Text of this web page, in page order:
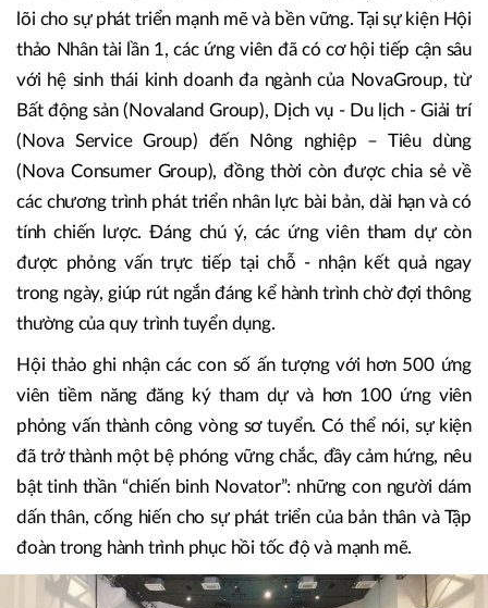
lõi cho sự phát triển mạnh mẽ và bền vững. Tại sự kiện Hội
thảo Nhân tài lần 1, các ứng viên đã có cơ hội tiếp cận sâu
với hệ sinh thái kinh doanh đa ngành của NovaGroup, từ
Bất động sản (Novaland Group), Dịch vụ - Du lịch - Giải trí
(Nova Service Group) đến Nông nghiệp – Tiêu dùng
(Nova Consumer Group), đồng thời còn được chia sẻ về
các chương trình phát triển nhân lực bài bản, dài hạn và có
tính chiến lược. Đáng chú ý, các ứng viên tham dự còn
được phỏng vấn trực tiếp tại chỗ - nhận kết quả ngay
trong ngày, giúp rút ngắn đáng kể hành trình chờ đợi thông
thường của quy trình tuyển dụng.
Hội thảo ghi nhận các con số ấn tượng với hơn 500 ứng
viên tiềm năng đăng ký tham dự và hơn 100 ứng viên
phỏng vấn thành công vòng sơ tuyển. Có thể nói, sự kiện
đã trở thành một bệ phóng vững chắc, đầy cảm hứng, nêu
bật tinh thần “chiến binh Novator”: những con người dám
dấn thân, cống hiến cho sự phát triển của bản thân và Tập
đoàn trong hành trình phục hồi tốc độ và mạnh mẽ.